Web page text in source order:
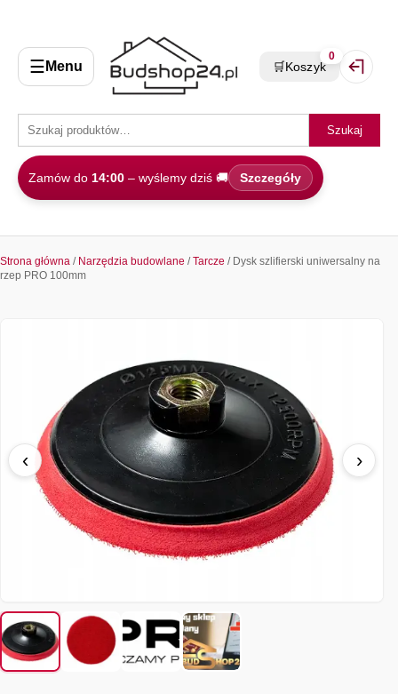
☰ Menu
Szukaj
Zamów do 14:00 – wyślemy dziś 🚚 Szczegóły
🛒Koszyk
0
Strona główna / Narzędzia budowlane /Tarcze / Dysk szlifierski uniwersalny na
rzep PRO 100mm
‹ ›